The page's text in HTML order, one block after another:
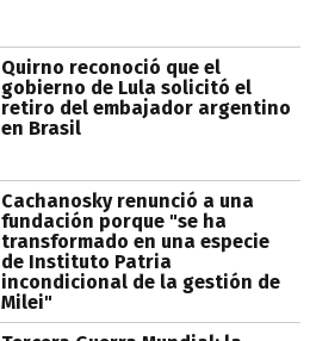
Quirno reconoció que el
gobierno de Lula solicitó el
retiro del embajador argentino
en Brasil
Cachanosky renunció a una
fundación porque "se ha
transformado en una especie
de Instituto Patria
incondicional de la gestión de
Milei"